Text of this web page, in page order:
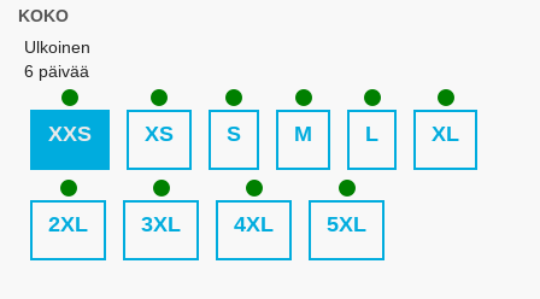
KOKO
Ulkoinen
6 päivää
XXS XS S M L XL
2XL 3XL 4XL 5XL